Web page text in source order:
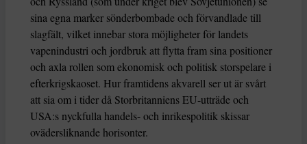
sina egna marker sönderbombade och förvandlade till
slagfält, vilket innebar stora möjligheter för landets
vapenindustri och jordbruk att flytta fram sina positioner
och axla rollen som ekonomisk och politisk storspelare i
efterkrigskaoset. Hur framtidens akvarell ser ut är svårt
att sia om i tider då Storbritanniens EU-utträde och
USA:s nyckfulla handels- och inrikespolitik skissar
ovädersliknande horisonter.